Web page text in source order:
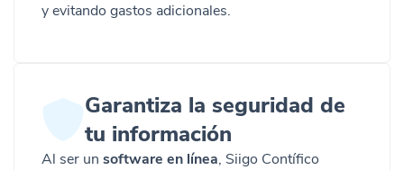
y evitando gastos adicionales.
Garantiza la seguridad de
tu información
Al ser un software en línea, Siigo Contífico